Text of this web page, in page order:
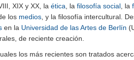
XIX y XX, la ética, la filosofía social, la
los medios, y la filosofía intercultural.
en la Universidad de las Artes de Berlín
de reciente creación.​
los más recientes son tratados